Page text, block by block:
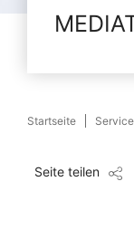
Startseite Service
Seite teilen